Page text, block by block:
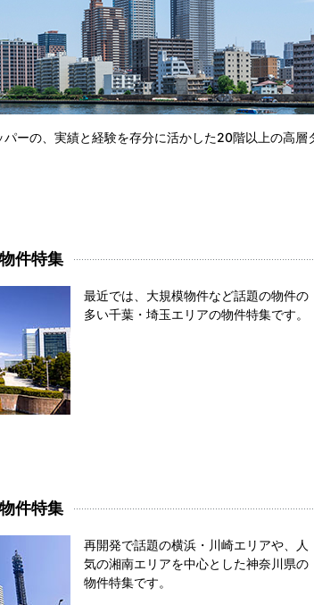
ーの、実績と経験を存分に活かした20階以上の高層
件特集
最近では、大規模物件など話題の物件の
多い千葉・埼玉エリアの物件特集です。
件特集
再開発で話題の横浜・川崎エリアや、人
気の湘南エリアを中心とした神奈川県の
物件特集です。